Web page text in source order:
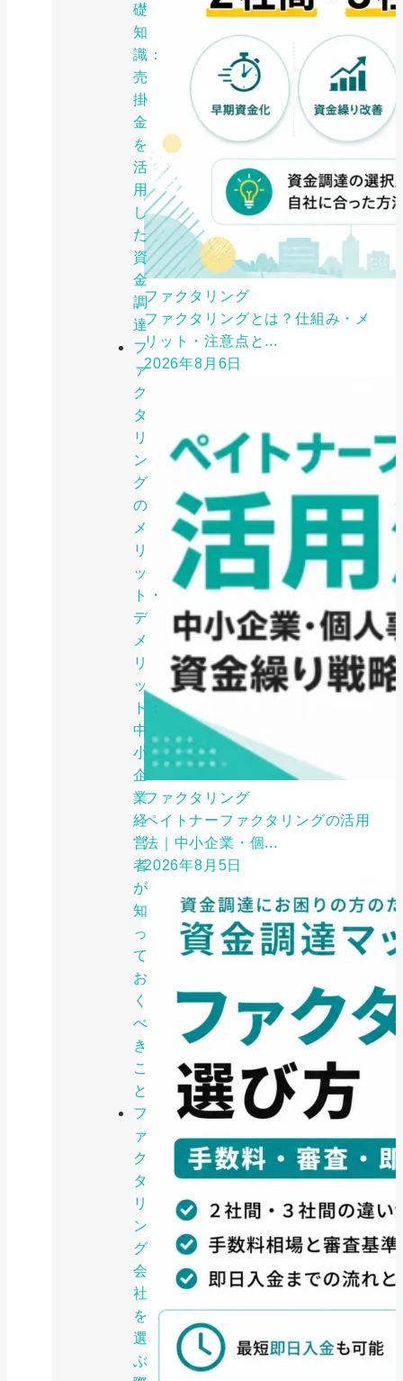
礎
知
識：
売
掛
金
を
活
用
し
た
資
金
調
達
フ
ァ
ク
タ
リ
ン
グ
の
メ
リ
ッ
ト・
デ
メ
リ
ッ
ト：
中
小
企
業
経
営
者
が
知
っ
て
お
く
べ
き
こ
と
フ
ァ
ク
タ
リ
ン
グ
会
社
を
選
ぶ
ファクタリング
ファクタリングとは？仕組み・メ
リット・注意点と...
2026年8月6日
ファクタリング
ペイトナーファクタリングの活用
法｜中小企業・個...
2026年8月5日